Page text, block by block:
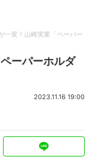
一変！山崎実業「ペーパー
ーパーホルダ
2023.11.16 19:00